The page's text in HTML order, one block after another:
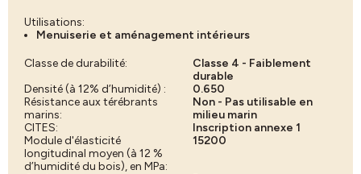
Utilisations:
Menuiserie et aménagement intérieurs
Classe de durabilité:
Classe 4 - Faiblement
durable
Densité (à 12% d’humidité) :
0.650
Résistance aux térébrants
marins:
Non - Pas utilisable en
milieu marin
CITES:
Inscription annexe 1
Module d'élasticité
longitudinal moyen (à 12 %
d’humidité du bois), en MPa:
15200